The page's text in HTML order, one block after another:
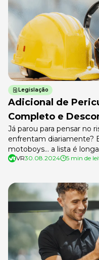
Legislação
Adicional de
Completo e
Já parou para pensar no
enfrentam diariamente?
motoboys… a lista é
reconhece esses
toda a diferença no
VR30.08.2024 5 min de